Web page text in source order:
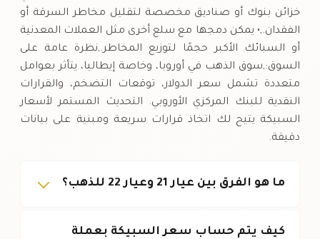
خزائن بنوك أو صناديق مخصصة لتقليل مخاطر السرقة أو
الفقدان.,• يمكن دمجها مع سلع أخرى مثل العملات المعدنية
أو السبائك الأكبر حجمًا لتوزيع المخاطر.,نظرة عامة على
السوق:,سوق الذهب في أوروبا، وخاصة إيطاليا، يتأثر بعوامل
متعددة تشمل سعر الدولار، توقعات التضخم، والقرارات
النقدية للبنك المركزي الأوروبي. التحديث المستمر لأسعار
السبيكة يتيح لك اتخاذ قرارات سريعة ومبنية على بيانات
دقيقة.
ما هو الفرق بين عيار 21 وعيار 22 للذهب؟
كيف يتم حساب سعر السبيكة بعملة